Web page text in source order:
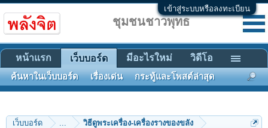
เข้าสู่ระบบหรือลงทะเบียน
เว็บบอร์ด ... วิธีดูพระเครื่อง-เครื่องรางของขลัง
ชุมชนชาวพุทธ
หน้าแรก เว็บบอร์ด
ค้นหาในเว็บบอร์ด เรื่องเด่น กระทู้และโพสต์ล่าสุด
มีอะไรใหม่ วิดีโอ